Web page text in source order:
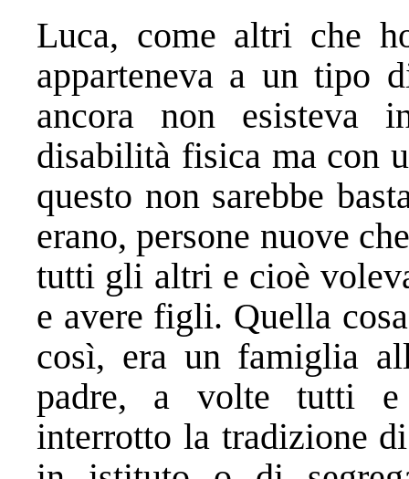
Luca, come altri che
apparteneva a un tipo
ancora non esisteva
disabilità fisica ma con
questo non sarebbe
erano, persone nuove
tutti gli altri e cioè
e avere figli. Quella
così, era un famiglia
padre, a volte tutti e
interrotto la tradizione